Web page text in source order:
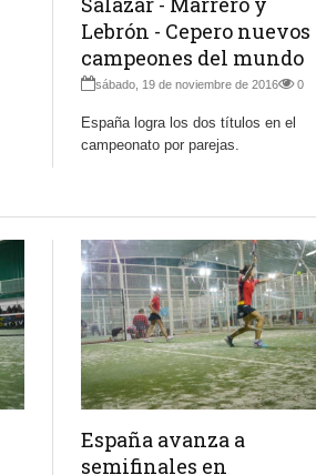
Lebrón - Cepero nuevos
campeones del mundo
sábado, 19 de noviembre de 2016 0
España logra los dos títulos en el
campeonato por parejas.
España avanza a
semifinales en